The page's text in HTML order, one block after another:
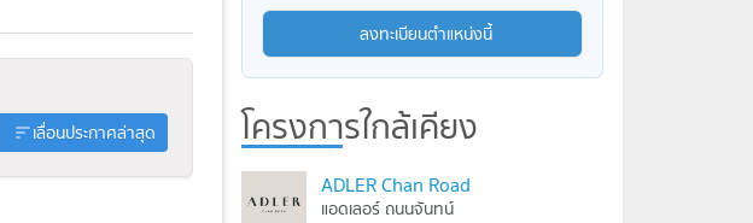
เลื่อนประกาศล่าสุด
ลงทะเบียนตำแหน่งนี้
โครงการใกล้เคียง
ADLER Chan Road
แอดเลอร์ ถนนจันทน์